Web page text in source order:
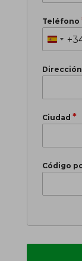
Teléfono
S
a
n
3
Ciudad *
Código